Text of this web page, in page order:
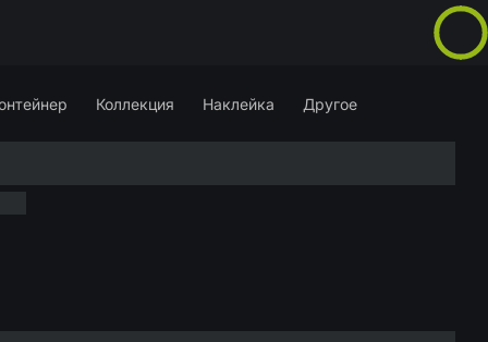
Коллекция Наклейка Другое